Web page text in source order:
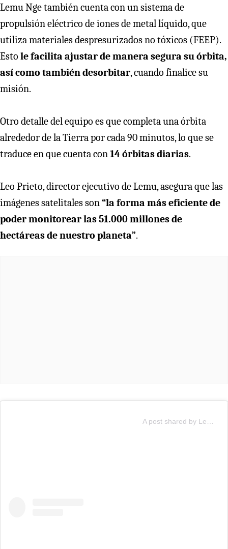
Lemu Nge también cuenta con un sistema de
propulsión eléctrico de iones de metal líquido, que
utiliza materiales despresurizados no tóxicos (FEEP).
Esto le facilita ajustar de manera segura su órbita,
así como también desorbitar, cuando finalice su
misión.
Otro detalle del equipo es que completa una órbita
alrededor de la Tierra por cada 90 minutos, lo que se
traduce en que cuenta con14 órbitas diarias.
Leo Prieto, director ejecutivo de Lemu, asegura que las
imágenes satelitales son“la forma más eficiente de
poder monitorear las 51.000 millones de
hectáreas de nuestro planeta”.